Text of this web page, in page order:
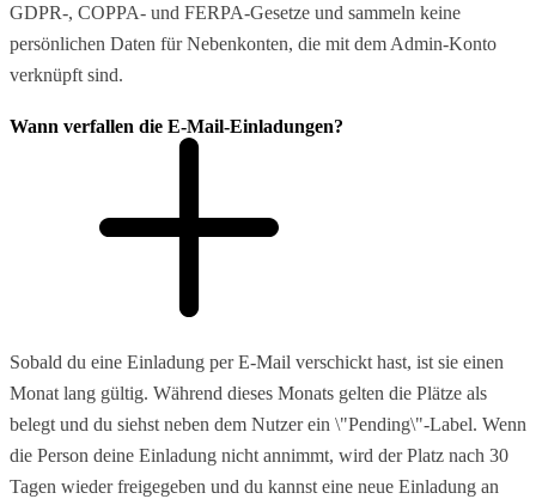
GDPR-, COPPA- und FERPA-Gesetze und sammeln keine
persönlichen Daten für Nebenkonten, die mit dem Admin-Konto
verknüpft sind.
Wann verfallen die E-Mail-Einladungen?
Sobald du eine Einladung per E-Mail verschickt hast, ist sie einen
Monat lang gültig. Während dieses Monats gelten die Plätze als
belegt und du siehst neben dem Nutzer ein \"Pending\"-Label. Wenn
die Person deine Einladung nicht annimmt, wird der Platz nach 30
Tagen wieder freigegeben und du kannst eine neue Einladung an